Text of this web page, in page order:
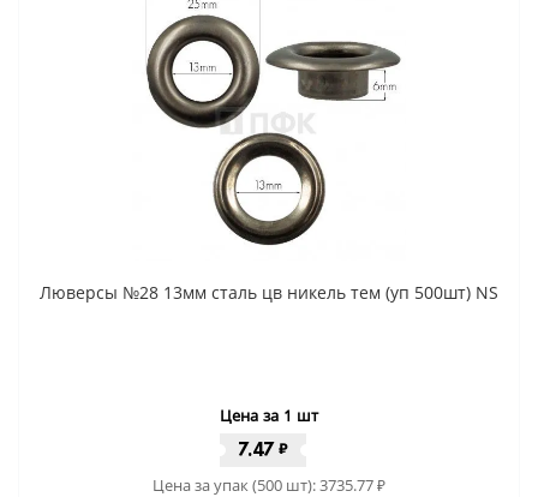
Люверсы №28 13мм сталь цв никель тем (уп 500шт) NS
Цена за 1 шт
7.47₽
Цена за упак (500 шт):3735.77₽